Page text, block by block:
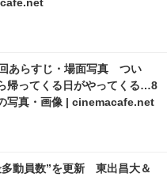
回あらすじ・場面写真 つい
帰ってくる日がやってくる…8
写真・画像 | cinemacafe.net
多動員数”を更新 東出昌大＆